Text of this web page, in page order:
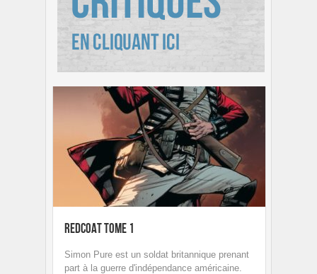
Redcoat tome 1
Simon Pure est un soldat britannique prenant
part à la guerre d'indépendance américaine.